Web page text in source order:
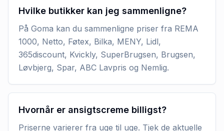
Hvilke butikker kan jeg sammenligne?
På Goma kan du sammenligne priser fra REMA
1000, Netto, Føtex, Bilka, MENY, Lidl,
365discount, Kvickly, SuperBrugsen, Brugsen,
Løvbjerg, Spar, ABC Lavpris og Nemlig.
Hvornår er ansigtscreme billigst?
Priserne varierer fra uge til uge. Tjek de aktuelle